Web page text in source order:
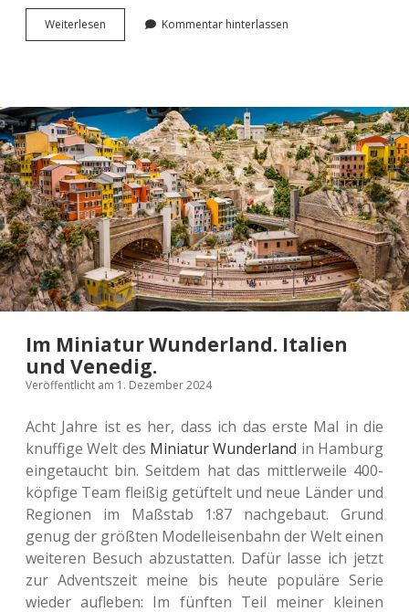
Wei­ter­le­sen
Minia­
land.
Monaco
und
die
Provence.
Kommentar hinterlassen
Im Miniatur Wunderland. Italien
und Venedig.
Veröffentlicht am 1. Dezember 2024
Acht Jahre ist es her, dass ich das erste Mal in die
knuf­fi­ge Welt des Minia­tur Wun­der­land in Ham­burg
ein­ge­taucht bin. Seit­dem hat das mitt­ler­wei­le 400-
köp­fi­ge Team flei­ßig getüf­telt und neue Länder und
Regio­nen im Maß­stab 1:87 nach­ge­baut. Grund
genug der größ­ten Modell­ei­sen­bahn der Welt einen
wei­te­ren Besuch abzu­stat­ten. Dafür lasse ich jetzt
zur Advents­zeit meine bis heute popu­lä­re Serie
wieder auf­le­ben: Im fünf­ten Teil meiner klei­nen